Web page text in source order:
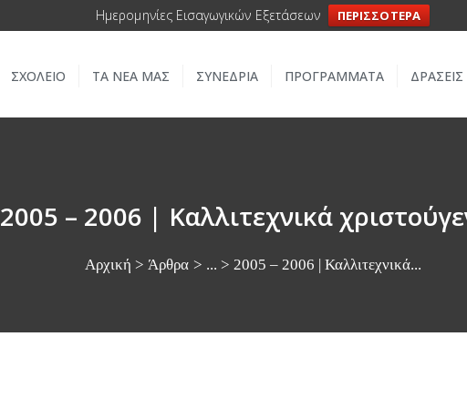
Ημερομηνίες Εισαγωγικών Εξετάσεων ΠΕΡΙΣΣΟΤΕΡΑ
ΣΧΟΛΕΙΟ ΤΑ ΝΕΑ ΜΑΣ ΣΥΝΕΔΡΙΑ ΠΡΟΓΡΑΜΜΑΤΑ ΔΡΑΣΕΙΣ
2005 – 2006 | Καλλιτεχνικά
Αρχική Άρθρα ... 2005 – 2006 | Καλλιτεχνικά...
ΑΡΧΙΚΗ
ΣΧΟΛΕΙΟ
ΤΑ ΝΕΑ ΜΑΣ
ΠΡΟΓΡΑΜΜΑΤΑ
ΔΡΑΣΕΙΣ
ΕΠΙΚΟΙΝΩΝΙΑ